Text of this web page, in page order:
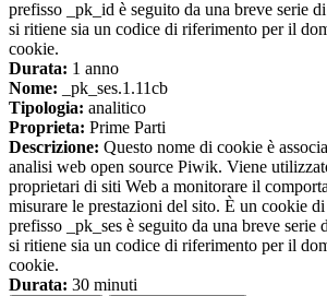
prefisso _pk_id è seguito da una breve serie
si ritiene sia un codice di riferimento per il
cookie.
Durata: 1 anno
Nome: _pk_ses.1.11cb
Tipologia: analitico
Proprieta: Prime Parti
Descrizione: Questo nome di cookie è
analisi web open source Piwik. Viene
proprietari di siti Web a monitorare il
misurare le prestazioni del sito. È un cookie
prefisso _pk_ses è seguito da una breve serie
si ritiene sia un codice di riferimento per il
cookie.
Durata: 30 minuti